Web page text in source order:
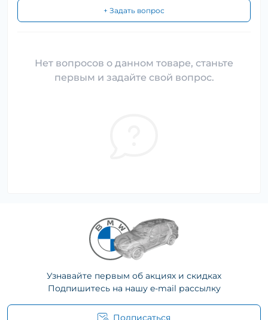
+ Задать вопрос
Нет вопросов о данном товаре, станьте
первым и задайте свой вопрос.
Узнавайте первым об акциях и скидках
Подпишитесь на нашу e-mail рассылку
Подписаться